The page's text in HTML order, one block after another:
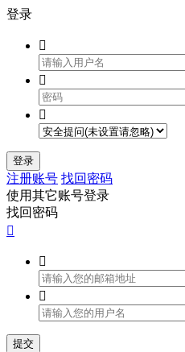
登录



登录
注册账号 找回密码
使用其它账号登录
找回密码



提交